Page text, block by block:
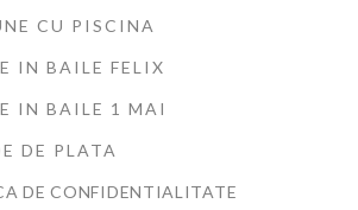
CU PISCINA
IN BAILE FELIX
IN BAILE 1 MAI
DE PLATA
DE CONFIDENTIALITATE